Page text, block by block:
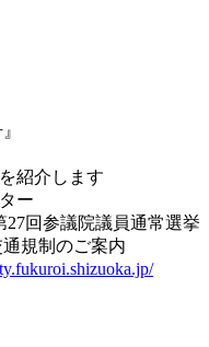
紹介します
ー
回参議院議員通常選挙
通規制のご案内